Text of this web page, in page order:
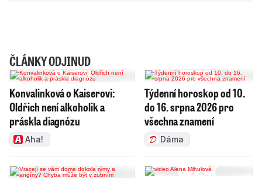
ČLÁNKY ODJINUD
Konvalinková o Kaiserovi:
Oldřich není alkoholik a
práskla diagnózu
Aha!
Týdenní horoskop od 10.
do 16. srpna 2026 pro
všechna znamení
Dáma